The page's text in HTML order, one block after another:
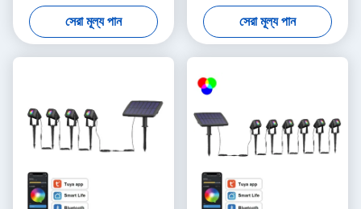
সেরা মূল্য পান সেরা মূল্য পান